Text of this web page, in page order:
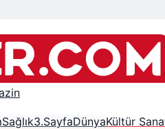
Sağlık3.SayfaDünyaKültür